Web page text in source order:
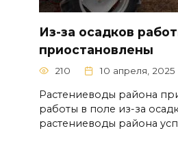
Из-за осадков
приостановлены
210 10 апреля, 2025
Растениеводы района
работы в поле из-за
растениеводы района